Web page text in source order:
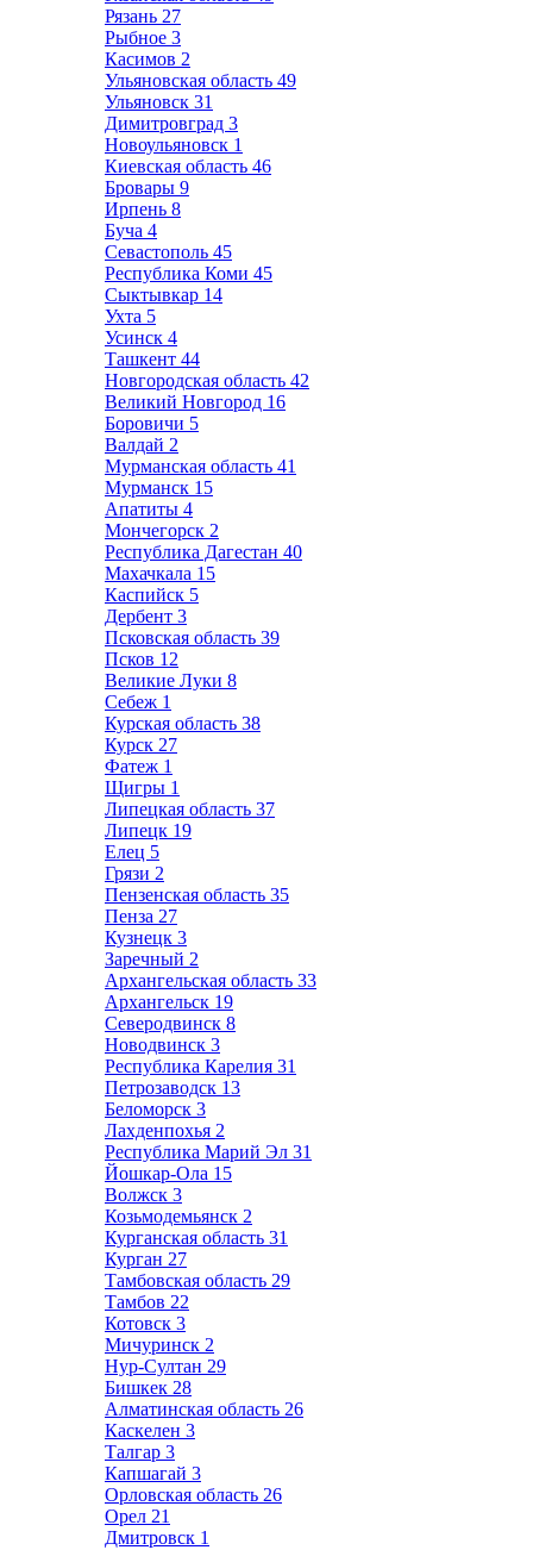
Рязань 27
Рыбное 3
Касимов 2
Ульяновская область 49
Ульяновск 31
Димитровград 3
Новоульяновск 1
Киевская область 46
Бровары 9
Ирпень 8
Буча 4
Севастополь 45
Республика Коми 45
Сыктывкар 14
Ухта 5
Усинск 4
Ташкент 44
Новгородская область 42
Великий Новгород 16
Боровичи 5
Валдай 2
Мурманская область 41
Мурманск 15
Апатиты 4
Мончегорск 2
Республика Дагестан 40
Махачкала 15
Каспийск 5
Дербент 3
Псковская область 39
Псков 12
Великие Луки 8
Себеж 1
Курская область 38
Курск 27
Фатеж 1
Щигры 1
Липецкая область 37
Липецк 19
Елец 5
Грязи 2
Пензенская область 35
Пенза 27
Кузнецк 3
Заречный 2
Архангельская область 33
Архангельск 19
Северодвинск 8
Новодвинск 3
Республика Карелия 31
Петрозаводск 13
Беломорск 3
Лахденпохья 2
Республика Марий Эл 31
Йошкар-Ола 15
Волжск 3
Козьмодемьянск 2
Курганская область 31
Курган 27
Тамбовская область 29
Тамбов 22
Котовск 3
Мичуринск 2
Нур-Султан 29
Бишкек 28
Алматинская область 26
Каскелен 3
Талгар 3
Капшагай 3
Орловская область 26
Орел 21
Дмитровск 1